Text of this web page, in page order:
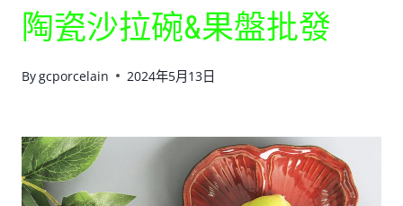
陶瓷沙拉碗&果盤批發
Bygcporcelain 2024年5月13日